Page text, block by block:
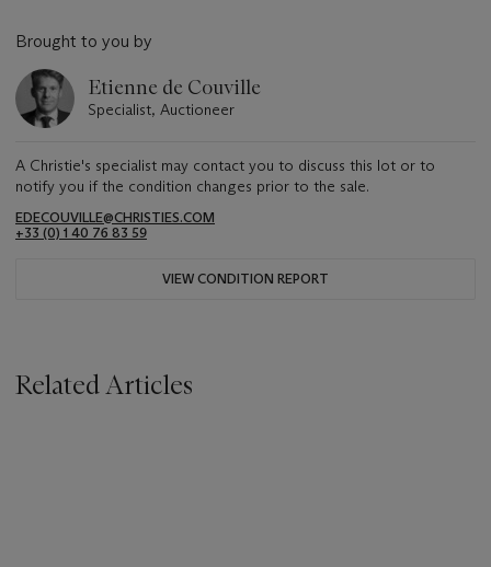
Brought to you by
Etienne de Couville
Specialist, Auctioneer
A Christie's specialist may contact you to discuss this lot or to
notify you if the condition changes prior to the sale.
EDECOUVILLE@CHRISTIES.COM
+33 (0) 1 40 76 83 59
VIEW CONDITION REPORT
Related Articles